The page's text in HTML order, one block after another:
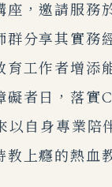
座，邀請服務
群分享其實務
育工作者增添
礙者日，落實
以自身專業陪
教上癮的熱